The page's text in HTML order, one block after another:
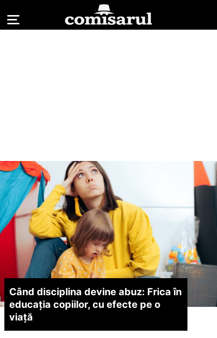
Când disciplina devine abuz: Frica în
educația copiilor, cu efecte pe o
viață